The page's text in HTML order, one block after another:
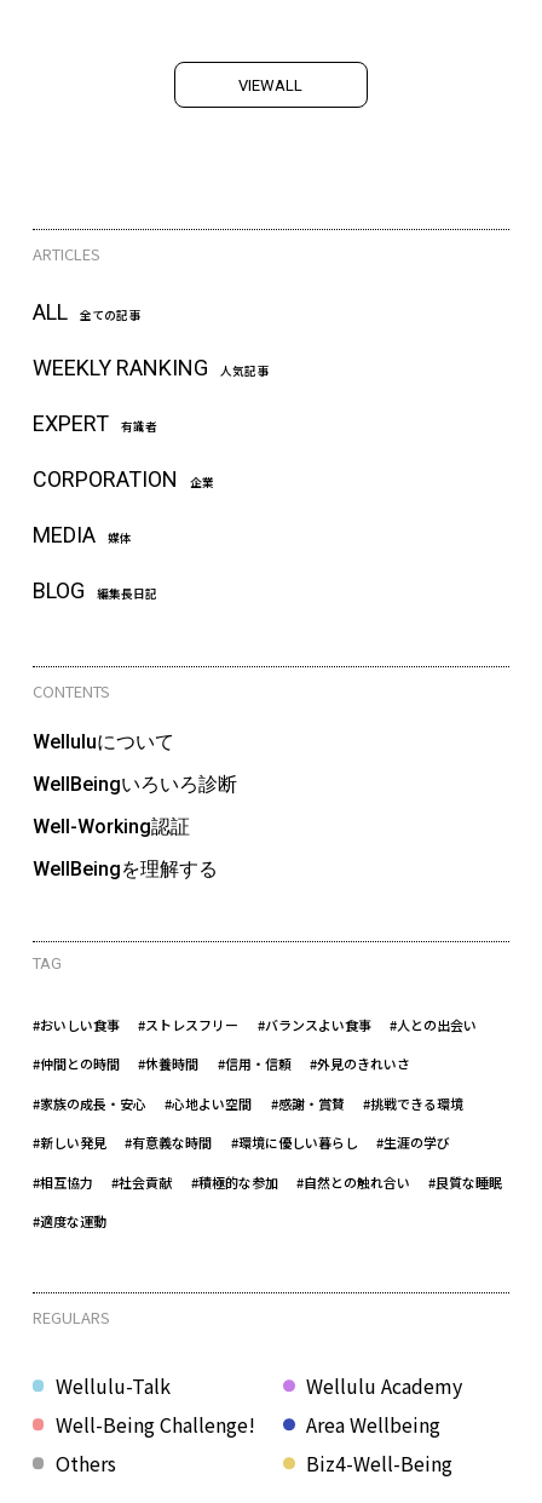
VIEWALL
ARTICLES
ALL 全ての記事
WEEKLY RANKING 人気記事
EXPERT 有識者
CORPORATION 企業
MEDIA 媒体
BLOG 編集長日記
CONTENTS
Welluluについて
WellBeingいろいろ診断
Well-Working認証
WellBeingを理解する
TAG
#おいしい食事 #ストレスフリー #バランスよい食事 #人との出会い
#仲間との時間 #休養時間 #信用・信頼 #外見のきれいさ
#家族の成長・安心 #心地よい空間 #感謝・賞賛 #挑戦できる環境
#新しい発見 #有意義な時間 #環境に優しい暮らし #生涯の学び
#相互協力 #社会貢献 #積極的な参加 #自然との触れ合い #良質な睡眠
#適度な運動
REGULARS
Wellulu-Talk
Well-Being Challenge!
Biz4-Well-Being
Wellulu Academy
Area Wellbeing
Others